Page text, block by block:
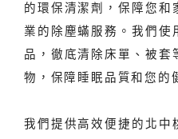
的環保清潔劑，保障您和
業的除塵蟎服務。我們使
品，徹底清除床單、被套
物，保障睡眠品質和您的
我們提供高效便捷的北中